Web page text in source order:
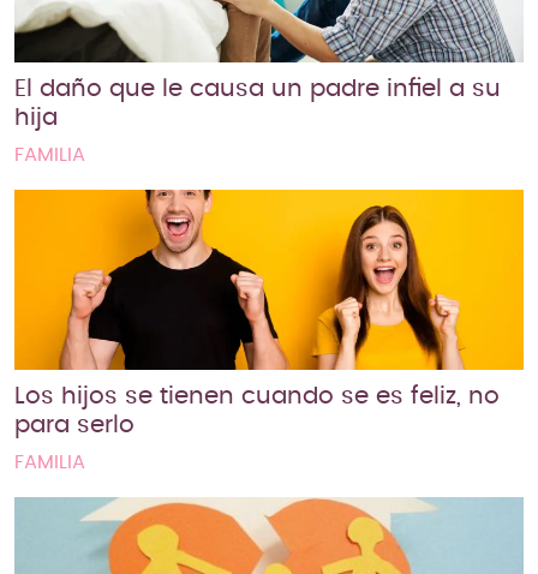
El daño que le causa un padre infiel a su
hija
FAMILIA
Los hijos se tienen cuando se es feliz, no
para serlo
FAMILIA